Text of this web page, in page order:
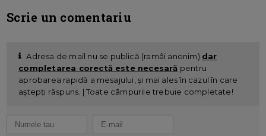
Scrie un comentariu
Adresa de mail nu se publică (ramâi anonim) dar
completarea corectă este necesară pentru
aprobarea rapidă a mesajului, și mai ales în cazul în care
aștepți răspuns. | Toate câmpurile trebuie completate!